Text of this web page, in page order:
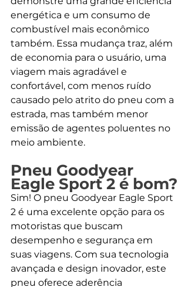
energética e um consumo de
combustível mais econômico
também. Essa mudança traz, além
de economia para o usuário, uma
viagem mais agradável e
confortável, com menos ruído
causado pelo atrito do pneu com a
estrada, mas também menor
emissão de agentes poluentes no
meio ambiente.
Pneu Goodyear
Eagle Sport 2 é bom?
Sim! O pneu Goodyear Eagle Sport
2 é uma excelente opção para os
motoristas que buscam
desempenho e segurança em
suas viagens. Com sua tecnologia
avançada e design inovador, este
pneu oferece aderência